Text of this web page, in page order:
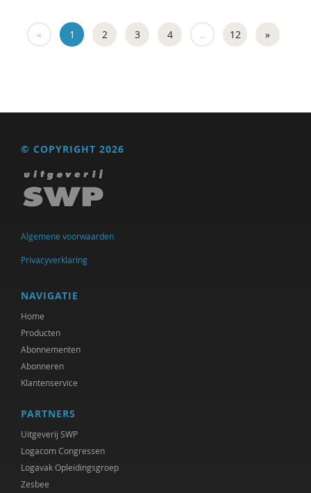
« 1 2 3 4 .. 12 »
© COPYRIGHT 2026
Algemene voorwaarden
Privacyverklaring
NAVIGATIE
Home
Producten
Abonnementen
Abonneren
Klantenservice
PARTNERS
Uitgeverij SWP
Logacom Congressen
Logavak Opleidingsgroep
Zesbee